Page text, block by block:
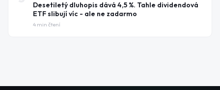
Desetiletý dluhopis dává 4,5 %. Tahle dividendová
ETF slibují víc - ale ne zadarmo
4 min čtení